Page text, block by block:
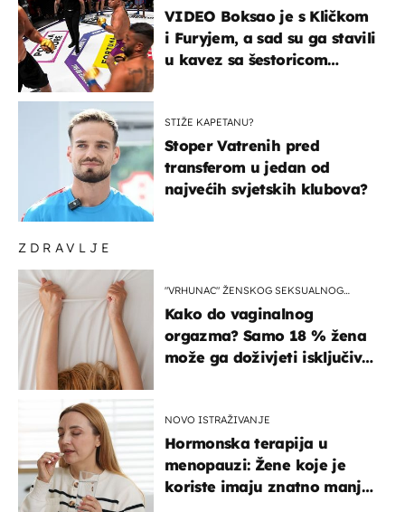
ZDRAVLJE
"VRHUNAC" ŽENSKOG SEKSUALNOG
Kako do vaginalnog
orgazma? Samo 18 % žena
može ga doživjeti isključivo
NOVO ISTRAŽIVANJE
Hormonska terapija u
menopauzi: Žene koje je
koriste imaju znatno manji
VIDEO Boksao je s Kličkom
i Furyjem, a sad su ga stavili
u kavez sa šestoricom
STIŽE KAPETANU?
Stoper Vatrenih pred
transferom u jedan od
najvećih svjetskih klubova?